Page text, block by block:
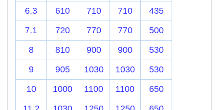
6,3
610 710 710
435
7.1
720 770 770
500
8
810 900 900
530
9
905 1030 1030
530
10
1000 1100 1100
650